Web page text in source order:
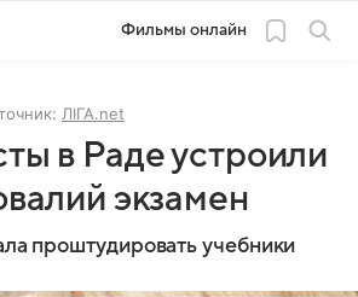
Фильмы онлайн
ЛІГА.net
в Раде устроили
экзамен
проштудировать учебники